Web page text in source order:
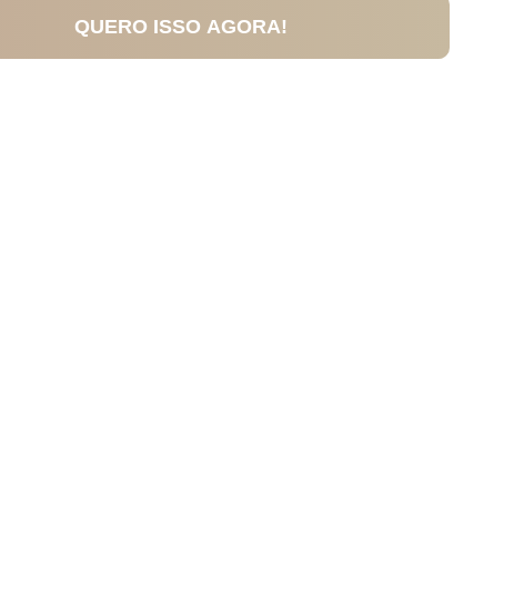
QUERO ISSO AGORA!